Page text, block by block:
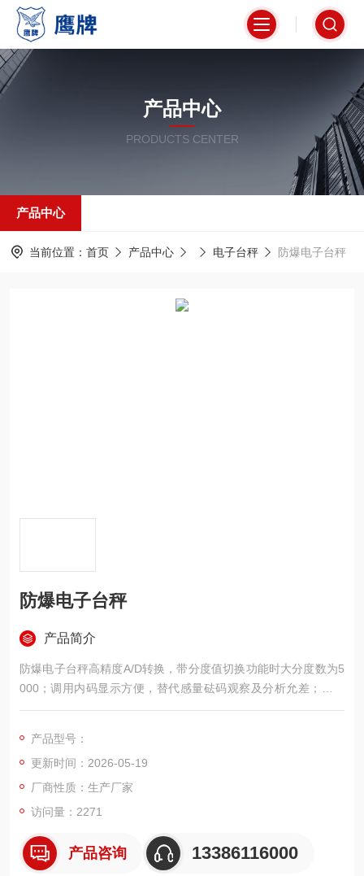
产品中心
PRODUCTS CENTER
产品中心
当前位置： 首页 产品中心 电子台秤 防爆电子台秤
防爆电子台秤
产品简介
防爆电子台秤高精度A/D转换，带分度值切换功能时大分度数为5
000；调用内码显示方便，替代感量砝码观察及分析允差；零位
跟踪范围、置零（开机/手动）范围、调零速率可分别设置。
产品型号：
更新时间：2026-05-19
厂商性质：生产厂家
访问量：2271
产品咨询 13386116000